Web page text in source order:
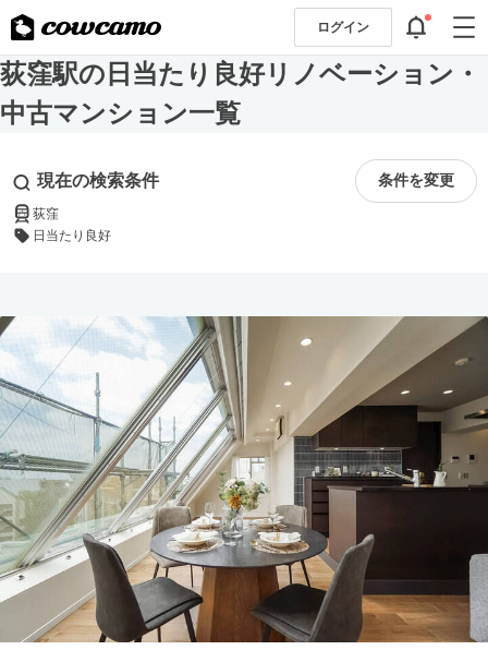
ログイン
荻窪駅の日当たり良好リノベーション・
中古マンション一覧
現在の検索条件 条件を変更
荻窪
日当たり良好